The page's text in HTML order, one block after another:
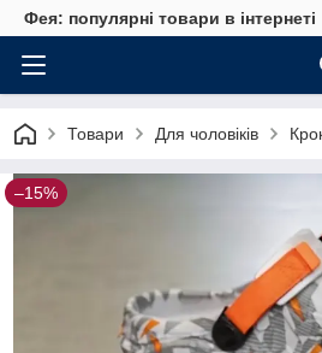
Фея: популярні товари в інтернеті
Товари Для чоловіків
–15%